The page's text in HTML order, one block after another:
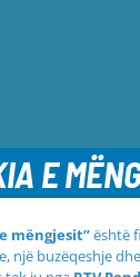
E
mëngjesit”është
një buzëqeshje